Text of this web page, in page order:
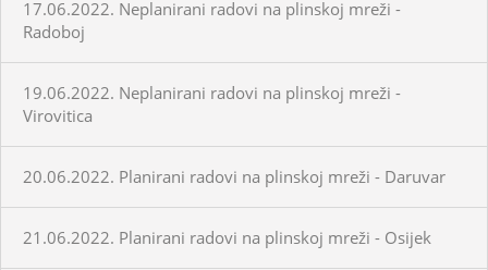
17.06.2022. Neplanirani radovi na plinskoj mreži -
Radoboj
19.06.2022. Neplanirani radovi na plinskoj mreži -
Virovitica
20.06.2022. Planirani radovi na plinskoj mreži - Daruvar
21.06.2022. Planirani radovi na plinskoj mreži - Osijek